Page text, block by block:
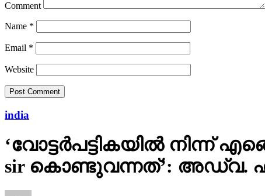
Comment
Name *
Email *
Website
india
‘വോട്ടര്‍പട്ടികയില്‍
sir കൊണ്ടുവന്നത്’: അഡ്വ.